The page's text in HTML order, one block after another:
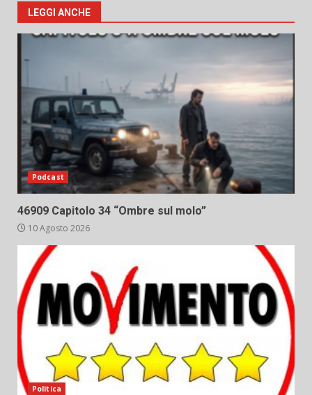
LEGGI ANCHE
Podcast
46909 Capitolo 34 “Ombre sul molo”
10 Agosto 2026
Politica